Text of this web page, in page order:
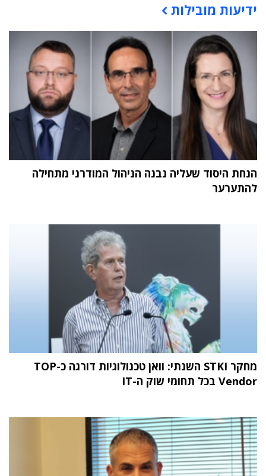
תוכן פרסומי
ידיעות מובילות
הנחת היסוד שעליה נבנה הניהול המודרני מתחילה
להתערער
מחקר STKI השנתי: וואן טכנולוגיות דורגה כ-TOP
Vendor בכל תחומי שוק ה-IT